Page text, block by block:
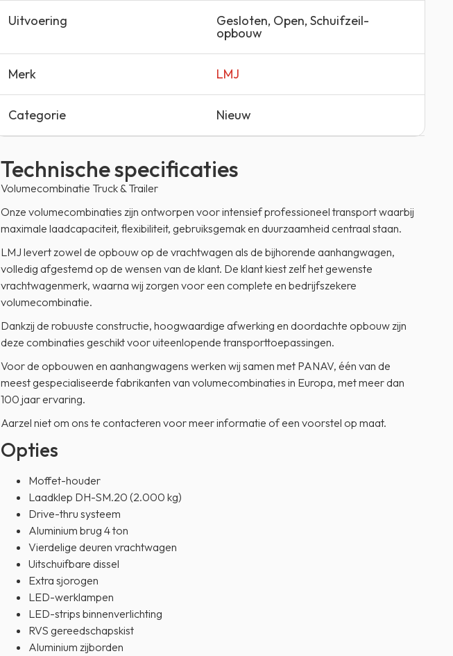
Uitvoering Gesloten, Open, Schuifzeil-
opbouw
Merk LMJ
Categorie Nieuw
Technische specificaties
Volumecombinatie Truck & Trailer
Onze volumecombinaties zijn ontworpen voor intensief professioneel transport waarbij
maximale laadcapaciteit, flexibiliteit, gebruiksgemak en duurzaamheid centraal staan.
LMJ levert zowel de opbouw op de vrachtwagen als de bijhorende aanhangwagen,
volledig afgestemd op de wensen van de klant. De klant kiest zelf het gewenste
vrachtwagenmerk, waarna wij zorgen voor een complete en bedrijfszekere
volumecombinatie.
Dankzij de robuuste constructie, hoogwaardige afwerking en doordachte opbouw zijn
deze combinaties geschikt voor uiteenlopende transporttoepassingen.
Voor de opbouwen en aanhangwagens werken wij samen met PANAV, één van de
meest gespecialiseerde fabrikanten van volumecombinaties in Europa, met meer dan
100 jaar ervaring.
Aarzel niet om ons te contacteren voor meer informatie of een voorstel op maat.
Opties
Moffet-houder
Laadklep DH-SM.20 (2.000 kg)
Drive-thru systeem
Aluminium brug 4 ton
Vierdelige deuren vrachtwagen
Uitschuifbare dissel
Extra sjorogen
LED-werklampen
LED-strips binnenverlichting
RVS gereedschapskist
Aluminium zijborden